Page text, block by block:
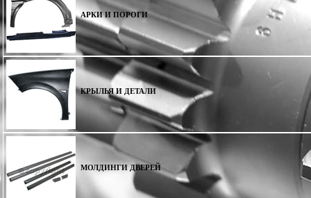
АРКИ И ПОРОГИ
КРЫЛЬЯ И ДЕТАЛИ
МОЛДИНГИ ДВЕРЕЙ